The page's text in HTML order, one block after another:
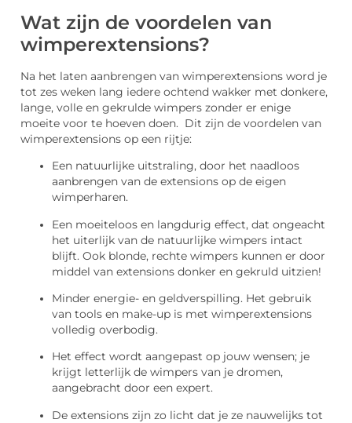
Wat zijn de voordelen van
wimperextensions?
Na het laten aanbrengen van wimperextensions word je
tot zes weken lang iedere ochtend wakker met donkere,
lange, volle en gekrulde wimpers zonder er enige
moeite voor te hoeven doen. Dit zijn de voordelen van
wimperextensions op een rijtje:
Een natuurlijke uitstraling, door het naadloos
aanbrengen van de extensions op de eigen
wimperharen.
Een moeiteloos en langdurig effect, dat ongeacht
het uiterlijk van de natuurlijke wimpers intact
blijft. Ook blonde, rechte wimpers kunnen er door
middel van extensions donker en gekruld uitzien!
Minder energie- en geldverspilling. Het gebruik
van tools en make-up is met wimperextensions
volledig overbodig.
Het effect wordt aangepast op jouw wensen; je
krijgt letterlijk de wimpers van je dromen,
aangebracht door een expert.
De extensions zijn zo licht dat je ze nauwelijks tot